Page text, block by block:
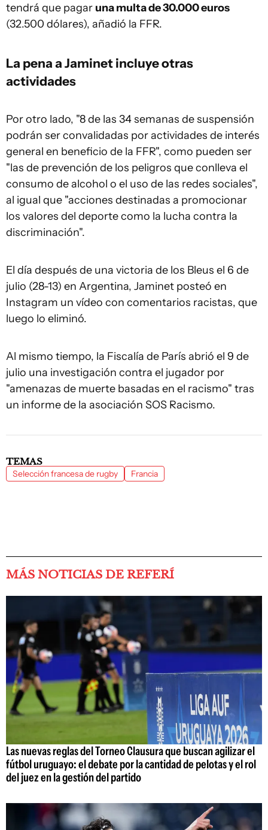
tendrá que pagar una multa de 30.000 euros
(32.500 dólares), añadió la FFR.
La pena a Jaminet incluye otras
actividades
Por otro lado, "8 de las 34 semanas de suspensión
podrán ser convalidadas por actividades de interés
general en beneficio de la FFR", como pueden ser
"las de prevención de los peligros que conlleva el
consumo de alcohol o el uso de las redes sociales",
al igual que "acciones destinadas a promocionar
los valores del deporte como la lucha contra la
discriminación".
El día después de una victoria de los Bleus el 6 de
julio (28-13) en Argentina, Jaminet posteó en
Instagram un vídeo con comentarios racistas, que
luego lo eliminó.
Al mismo tiempo, la Fiscalía de París abrió el 9 de
julio una investigación contra el jugador por
"amenazas de muerte basadas en el racismo" tras
un informe de la asociación SOS Racismo.
TEMAS
Selección francesa de rugby Francia
MÁS NOTICIAS DE REFERÍ
Las nuevas reglas del Torneo Clausura que buscan agilizar el
fútbol uruguayo: el debate por la cantidad de pelotas y el rol
del juez en la gestión del partido